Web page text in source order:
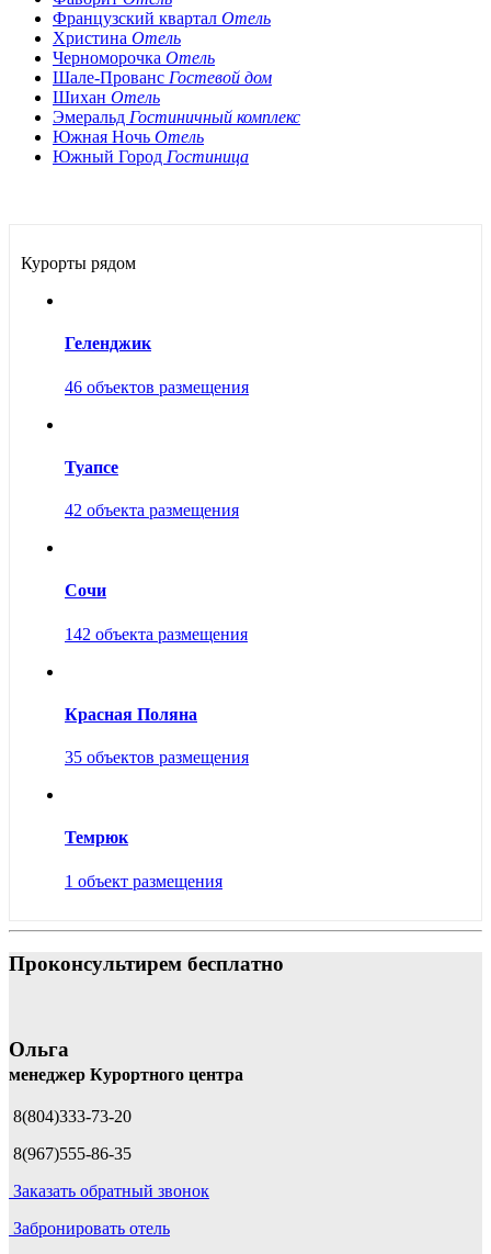
Французский квартал Отель
Христина Отель
Черноморочка Отель
Шале-Прованс Гостевой дом
Шихан Отель
Эмеральд Гостиничный комплекс
Южная Ночь Отель
Южный Город Гостиница
Курорты рядом
Геленджик
46 объектов размещения
Туапсе
42 объекта размещения
Сочи
142 объекта размещения
Красная Поляна
35 объектов размещения
Темрюк
1 объект размещения
Проконсультирем бесплатно
Ольга
менеджер Курортного центра
8(804)333-73-20
8(967)555-86-35
Заказать обратный звонок
Забронировать отель